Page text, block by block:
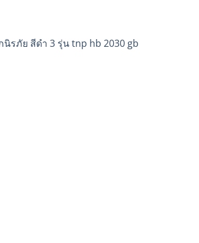
นิรภัย สีดำ 3 รุ่น tnp hb 2030 gb